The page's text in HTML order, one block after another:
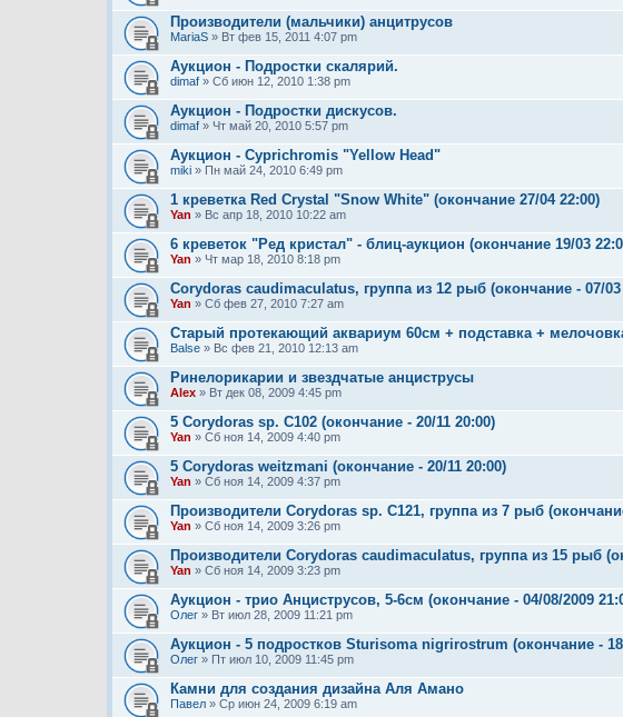
Производители (мальчики) анцитрусов
MariaS » Вт фев 15, 2011 4:07 pm
Аукцион - Подростки скалярий.
dimaf » Сб июн 12, 2010 1:38 pm
Аукцион - Подростки дискусов.
dimaf » Чт май 20, 2010 5:57 pm
Аукцион - Cyprichromis "Yellow Head"
miki » Пн май 24, 2010 6:49 pm
1 креветка Red Crystal "Snow White" (окончание 27/04 22:00)
Yan » Вс апр 18, 2010 10:22 am
6 креветок "Ред кристал" - блиц-аукцион (окончание 19/03
Yan » Чт мар 18, 2010 8:18 pm
Corydoras caudimaculatus, группа из 12 рыб (окончание - 07/03
Yan » Сб фев 27, 2010 7:27 am
Старый протекающий аквариум 60см + подставка +
Balse » Вс фев 21, 2010 12:13 am
Ринелорикарии и звездчатые анциструсы
Alex » Вт дек 08, 2009 4:45 pm
5 Corydoras sp. C102 (окончание - 20/11 20:00)
Yan » Сб ноя 14, 2009 4:40 pm
5 Corydoras weitzmani (окончание - 20/11 20:00)
Yan » Сб ноя 14, 2009 4:37 pm
Производители Corydoras sp. C121, группа из 7 рыб
Yan » Сб ноя 14, 2009 3:26 pm
Производители Corydoras caudimaculatus, группа из 15 рыб
Yan » Сб ноя 14, 2009 3:23 pm
Аукцион - трио Анциструсов, 5-6см (окончание - 04/08/2009
Олег » Вт июл 28, 2009 11:21 pm
Аукцион - 5 подростков Sturisoma nigrirostrum (окончание -
Олег » Пт июл 10, 2009 11:45 pm
Камни для создания дизайна Аля Амано
Павел » Ср июн 24, 2009 6:19 am